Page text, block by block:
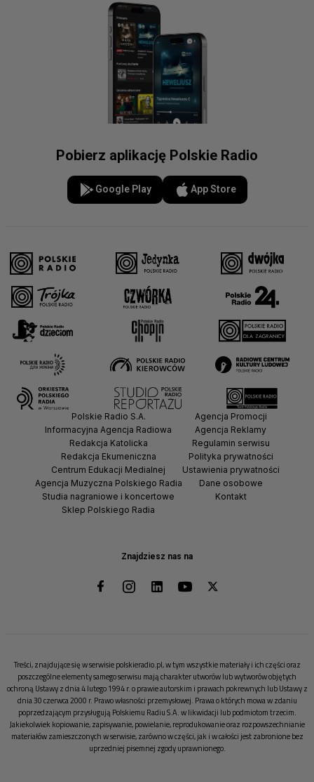
Pobierz aplikację Polskie Radio
Google Play App Store
Znajdziesz nas na
Polskie Radio S.A.
Informacyjna Agencja Radiowa
Redakcja Katolicka
Redakcja Ekumeniczna
Centrum Edukacji Medialnej
Agencja Muzyczna Polskiego Radia
Studia nagraniowe i koncertowe
Sklep Polskiego Radia
Agencja Promocji
Agencja Reklamy
Regulamin serwisu
Polityka prywatności
Ustawienia prywatności
Dane osobowe
Kontakt
Treści, znajdujące się w serwisie polskieradio.pl, w tym wszystkie materiały i ich części oraz
poszczególne elementy samego serwisu mają charakter utworów lub wytworów objętych
ochroną Ustawy z dnia 4 lutego 1994 r. o prawie autorskim i prawach pokrewnych lub Ustawy z
dnia 30 czerwca 2000 r. Prawo własności przemysłowej. Prawa o których mowa w zdaniu
poprzedzającym przysługują Polskiemu Radiu S.A. w likwidacji lub podmiotom trzecim.
Jakiekolwiek kopiowanie, zapisywanie, powielanie, reprodukowanie oraz rozpowszechnianie
materiałów zamieszczonych w serwisie, zarówno w części, jak i w całości jest zabronione bez
uprzedniej pisemnej zgody uprawnionego.